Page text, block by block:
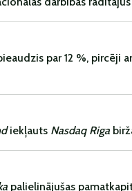
par 12 %, pircēji
iekļauts Nasdaq Riga
palielinājušas